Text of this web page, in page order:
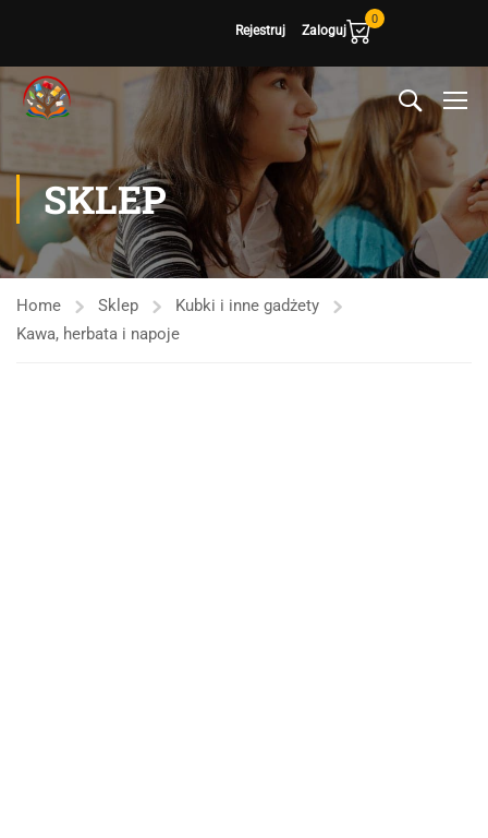
Rejestruj Zaloguj
0
SKLEP
Home Sklep
Kubki i inne gadżety
Kawa, herbata i napoje